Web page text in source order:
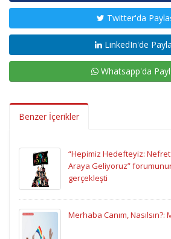
Twitter'da
LinkedIn'de
Whatsapp'da
Benzer İçerikler
“Hepimiz Hedefteyiz: Nefret
Araya Geliyoruz”
gerçekleşti
Merhaba Canım,